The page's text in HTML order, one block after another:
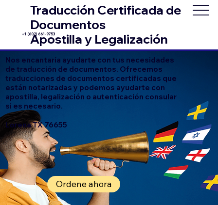
Traducción Certificada de
Documentos
Apostilla y Legalización
+1 (602) 661-9753
Nos encantaría ayudarte con tus necesidades
de traducción de documentos. Ofrecemos
traducciones de documentos certificadas que
están notarizadas y podemos ayudarte con
apostilla, legalización o autenticación consular
si es necesario.
Lorena TX 76655
Ordene ahora